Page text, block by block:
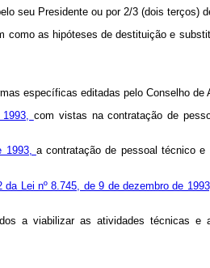
seu Presidente ou por 2/3 (dois terços)
as hipóteses de destituição e
específicas editadas pelo Conselho de
com vistas na contratação de
1993, a contratação de pessoal técnico e
da Lei nº 8.745, de 9 de dezembro de 1993,
a viabilizar as atividades técnicas e